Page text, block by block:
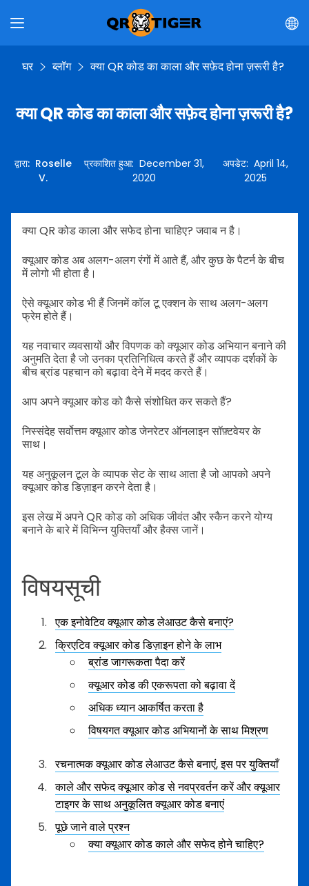
घर ब्लॉग क्या QR कोड का काला और सफ़ेद होना ज़रूरी है?
क्या QR कोड का काला और सफ़ेद होना ज़रूरी है?
द्वारा: Roselle
V.
प्रकाशित हुआ: December 31,
2020
अपडेट: April 14,
2025
क्या QR कोड काला और सफेद होना चाहिए? जवाब न है।
क्यूआर कोड अब अलग-अलग रंगों में आते हैं, और कुछ के पैटर्न के बीच
में लोगो भी होता है।
ऐसे क्यूआर कोड भी हैं जिनमें कॉल टू एक्शन के साथ अलग-अलग
फ्रेम होते हैं।
यह नवाचार व्यवसायों और विपणक को क्यूआर कोड अभियान बनाने की
अनुमति देता है जो उनका प्रतिनिधित्व करते हैं और व्यापक दर्शकों के
बीच ब्रांड पहचान को बढ़ावा देने में मदद करते हैं।
आप अपने क्यूआर कोड को कैसे संशोधित कर सकते हैं?
निस्संदेह सर्वोत्तम क्यूआर कोड जेनरेटर ऑनलाइन सॉफ़्टवेयर के
साथ।
यह अनुकूलन टूल के व्यापक सेट के साथ आता है जो आपको अपने
क्यूआर कोड डिज़ाइन करने देता है।
इस लेख में अपने QR कोड को अधिक जीवंत और स्कैन करने योग्य
बनाने के बारे में विभिन्न युक्तियाँ और हैक्स जानें।
विषयसूची
एक इनोवेटिव क्यूआर कोड लेआउट कैसे बनाएं?
क्रिएटिव क्यूआर कोड डिज़ाइन होने के लाभ
ब्रांड जागरूकता पैदा करें
क्यूआर कोड की एकरूपता को बढ़ावा दें
अधिक ध्यान आकर्षित करता है
विषयगत क्यूआर कोड अभियानों के साथ मिश्रण
रचनात्मक क्यूआर कोड लेआउट कैसे बनाएं, इस पर युक्तियाँ
काले और सफेद क्यूआर कोड से नवप्रवर्तन करें और क्यूआर
टाइगर के साथ अनुकूलित क्यूआर कोड बनाएं
पूछे जाने वाले प्रश्न
क्या क्यूआर कोड काले और सफेद होने चाहिए?